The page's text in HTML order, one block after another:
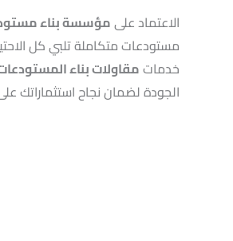
الاعتماد علىمؤسسة بناء
مستودعات متكاملة تلبي كل
خدماتمقاولات بناء
الجودة لضمان نجاح استثماراتك